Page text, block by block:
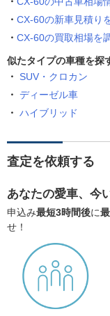
CX-60の新車見積り
CX-60の買取相場を
似たタイプの車種を探
SUV・クロカン
ディーゼル車
ハイブリッド
査定を依頼する
あなたの愛車、今
申込み最短3時間後に
せ！